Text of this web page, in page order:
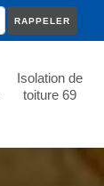
Isolation de
toiture 69